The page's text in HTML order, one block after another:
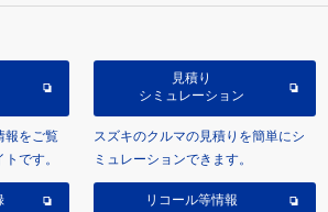
報をご覧
です。
見積り
シミュレーション
スズキのクルマの見積りを簡単にシ
ミュレーションできます。
リコール等情報